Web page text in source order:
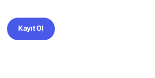
Kayıt Ol